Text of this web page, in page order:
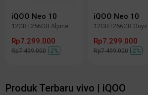
iQOO Neo 10
12GB+256GB Alpine White
Rp7.299.000
Rp7.499.000 -2%
iQOO Neo 10
Rp7.299.000
Rp7.499.000 -2%
Produk Terbaru vivo | iQOO